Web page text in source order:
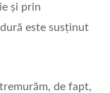
şi prin
este susținut
de fapt,